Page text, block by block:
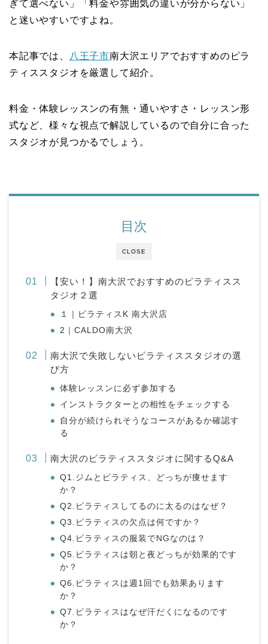
ぎて選べない」「料金や雰囲気の違いが分からない」
と迷いやすいですよね。
本記事では、 八王子市南大沢エリアでおすすめのピラ
ティススタジオを厳選して紹介。
料金・体験レッスンの有無・通いやすさ・レッスン形
式など、様々な視点で解説しているので自分に合った
スタジオが見つかるでしょう。
CLOSE
目次
【安い！】南大沢でおすすめのピラティスス
タジオ２選
１｜ピラティスK 南大沢店
2｜CALDO南大沢
南大沢で失敗しないピラティススタジオの選
び方
体験レッスンに必ず参加する
インストラクターとの相性をチェックする
自分が続けられそうなコースがあるか確認す
る
南大沢のピラティススタジオに関するQ&A
Q1.ジムとピラティス、どっちが痩せます
か？
Q2.ピラティスしてるのに太るのはなぜ？
Q3.ピラティスの欠点は何ですか？
Q4.ピラティスの服装でNGなのは？
Q5.ピラティスは朝と夜どっちが効果的です
か？
Q6.ピラティスは週1回でも効果あります
か？
Q7.ピラティスはなぜ汗だくになるのです
か？